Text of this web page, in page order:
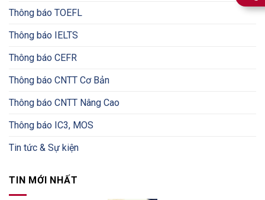
Thông báo TOEFL
Thông báo IELTS
Thông báo CEFR
Thông báo CNTT Cơ Bản
Thông báo CNTT Nâng Cao
Thông báo IC3, MOS
Tin tức & Sự kiện
TIN MỚI NHẤT